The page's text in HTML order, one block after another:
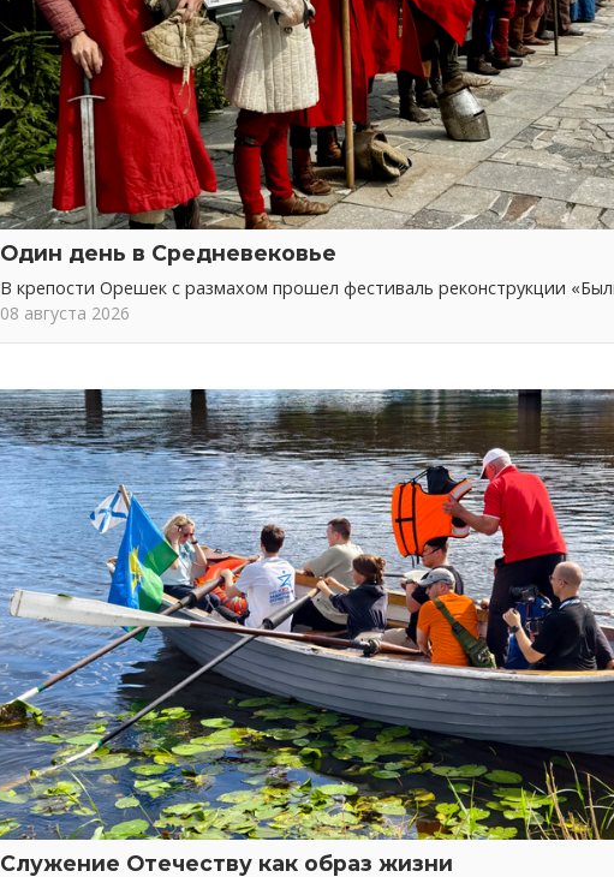
Один день в Средневековье
В крепости Орешек с размахом прошел фестиваль реконструкции
08 августа 2026
Служение Отечеству как образ жизни